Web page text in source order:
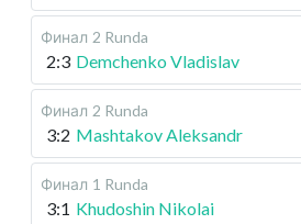
Финал 2 Runda
2:3 Demchenko Vladislav
Финал 2 Runda
3:2 Mashtakov Aleksandr
Финал 1 Runda
3:1 Khudoshin Nikolai